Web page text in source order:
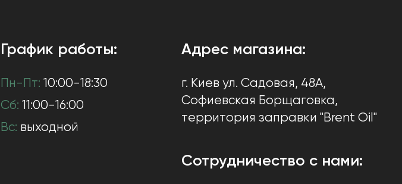
График работы:
Пн-Пт: 10:00-18:30
Сб: 11:00-16:00
Вс: выходной
Адрес магазина:
г. Киев ул. Садовая, 48А,
Софиевская Борщаговка,
территория заправки "Brent Oil"
Сотрудничество с нами: